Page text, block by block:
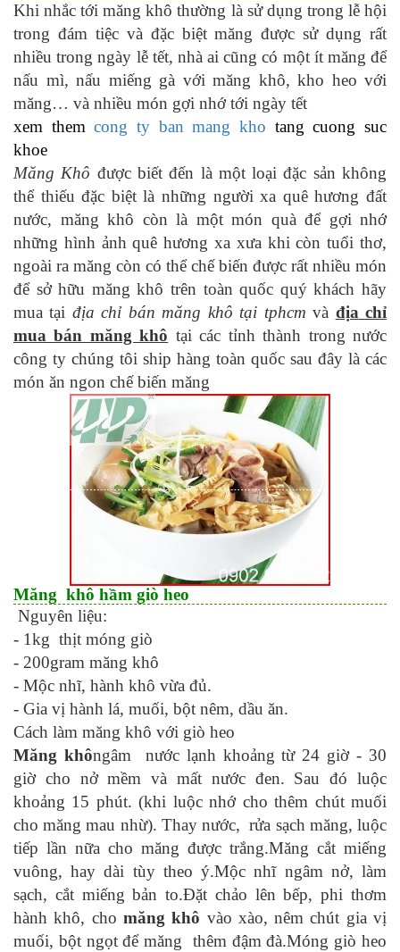
Khi nhắc tới măng khô thường là sử dụng trong lễ hội
trong đám tiệc và đặc biệt măng được sử dụng rất
nhiều trong ngày lễ tết, nhà ai cũng có một ít măng để
nấu mì, nấu miếng gà với măng khô, kho heo với
măng… và nhiều món gợi nhớ tới ngày tết
xem themcong ty ban mang kho tang cuong suc
khoe
Măng Khô được biết đến là một loại đặc sản không
thể thiếu đặc biệt là những người xa quê hương đất
nước, măng khô còn là một món quà để gợi nhớ
những hình ảnh quê hương xa xưa khi còn tuổi thơ,
ngoài ra măng còn có thể chế biến được rất nhiều món
để sở hữu măng khô trên toàn quốc quý khách hãy
mua tại địa chỉ bán măng khô tại tphcm và địa chỉ
mua bán măng khô tại các tỉnh thành trong nước
công ty chúng tôi ship hàng toàn quốc sau đây là các
món ăn ngon chế biến măng
Măng khô hầm giò heo
Nguyên liệu:
- 1kg thịt móng giò
- 200gram măng khô
- Mộc nhĩ, hành khô vừa đủ.
- Gia vị hành lá, muối, bột nêm, dầu ăn.
Cách làm măng khô với giò heo
Măng khôngâm nước lạnh khoảng từ 24 giờ - 30
giờ cho nở mềm và mất nước đen. Sau đó luộc
khoảng 15 phút. (khi luộc nhớ cho thêm chút muối
cho măng mau nhừ). Thay nước, rửa sạch măng, luộc
tiếp lần nữa cho măng được trắng.Măng cắt miếng
vuông, hay dài tùy theo ý.Mộc nhĩ ngâm nở, làm
sạch, cắt miếng bản to.Đặt chảo lên bếp, phi thơm
hành khô, cho măng khô vào xào, nêm chút gia vị
muối, bột ngọt để măng thêm đậm đà.Móng giò heo